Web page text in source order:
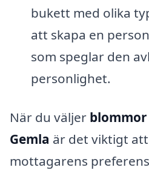
bukett med olika
att skapa en
som speglar den
personlighet.
När du väljer
Gemla är det viktigt
mottagarens